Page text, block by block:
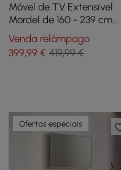
Móvel de TV Extensível
Mordel de 160 - 239 cm
com Arrumação
Venda relâmpago
399,99 € 419,99 €
Ofertas especiais